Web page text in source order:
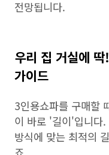
전망됩니다.
우리 집 거실에
가이드
3인용쇼파를 구매할
이 바로 '길이'입니다
방식에 맞는 최적의